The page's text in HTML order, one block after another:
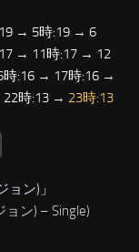
→ 5時:19 → 6
→ 11時:17 → 12
:16 → 17時:16 →
時:13 → 23時:13
ョン) 」
ン) – Single)